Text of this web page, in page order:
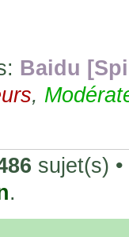
Hondan ?
commandé
très
être
Baidu
,
sujet(s) •
.